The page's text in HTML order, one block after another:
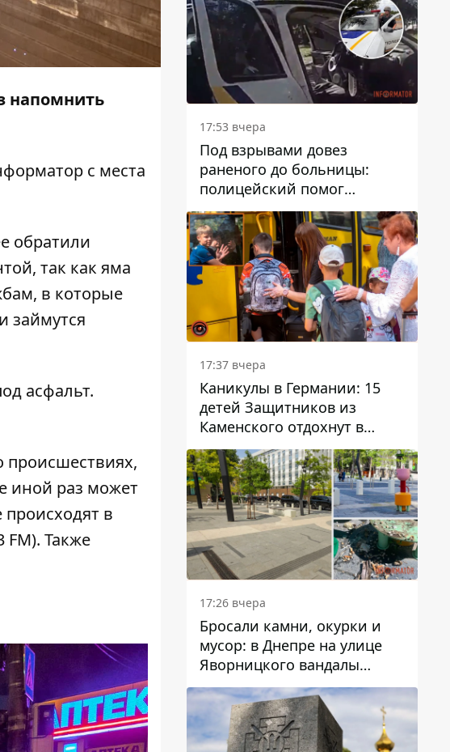
напомнить
с места
обратили
так как яма
в которые
займутся
асфальт.
происшествиях,
иной раз может
в
FM). Также
17:53 вчера
Под взрывами довез
раненого до больницы:
полицейский помог
пострадавшему после атаки
на Каменский район
17:37 вчера
Каникулы в Германии: 15
детей Защитников из
Каменского отдохнут в
Вуппертале
17:26 вчера
Бросали камни, окурки и
мусор: в Днепре на улице
Яворницкого вандалы
повредили питьевые
фонтаны